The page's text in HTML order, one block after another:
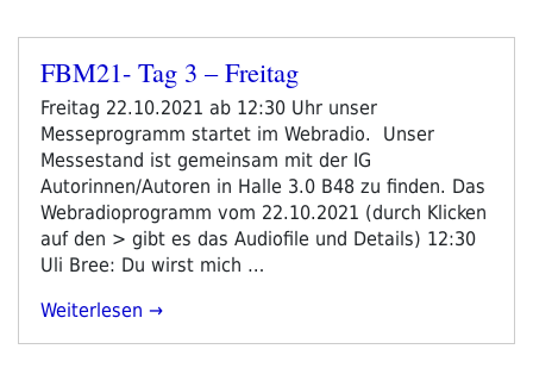
Veröffentlicht
FBM21- Tag 3 – Freitag
Freitag 22.10.2021 ab 12:30 Uhr unser
Messeprogramm startet im Webradio. Unser
Messestand ist gemeinsam mit der IG
Autorinnen/Autoren in Halle 3.0 B48 zu finden. Das
Webradioprogramm vom 22.10.2021 (durch Klicken
auf den > gibt es das Audiofile und Details) 12:30
Uli Bree: Du wirst mich …
„FBM21-
Weiterlesen